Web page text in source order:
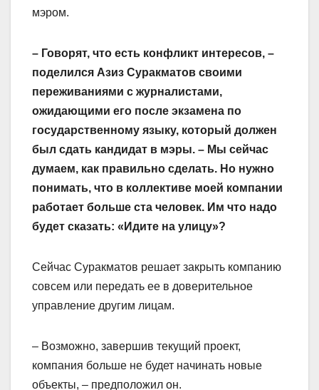
мэром.
– Говорят, что есть конфликт интересов, –
поделился Азиз Суракматов своими
переживаниями с журналистами,
ожидающими его после экзамена по
государственному языку, который должен
был сдать кандидат в мэры. – Мы сейчас
думаем, как правильно сделать. Но нужно
понимать, что в коллективе моей компании
работает больше ста человек. Им что надо
будет сказать: «Идите на улицу»?
Сейчас Суракматов решает закрыть компанию
совсем или передать ее в доверительное
управление другим лицам.
– Возможно, завершив текущий проект,
компания больше не будет начинать новые
объекты, – предположил он.